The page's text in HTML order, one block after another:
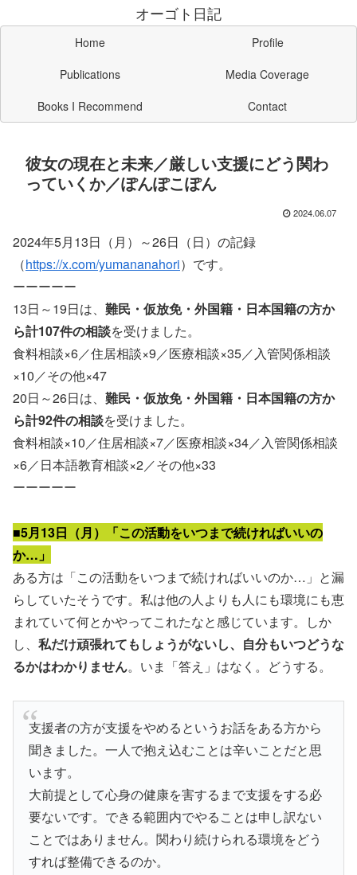
オーゴト日記
Home
Profile
Publications
Media Coverage
Books I Recommend
Contact
彼女の現在と未来／厳しい支援にどう関わ
っていくか／ぽんぽこぽん
2024.06.07
2024年5月13日（月）～26日（日）の記録
（https://x.com/yumananahori）です。
ーーーーー
13日～19日は、 難民・仮放免・外国籍・日本国籍の方か
ら計107件の相談を受けました。
食料相談×6／住居相談×9／医療相談×35／入管関係相談
×10／その他×47
20日～26日は、 難民・仮放免・外国籍・日本国籍の方か
ら計92件の相談を受けました。
食料相談×10／住居相談×7／医療相談×34／入管関係相談
×6／日本語教育相談×2／その他×33
ーーーーー
■5月13日（月）「この活動をいつまで続ければいいの
か…」
ある方は「この活動をいつまで続ければいいのか…」と漏
らしていたそうです。私は他の人よりも人にも環境にも恵
まれていて何とかやってこれたなと感じています。しか
し、 私だけ頑張れてもしょうがないし、自分もいつどうな
るかはわかりません。いま「答え」はなく。どうする。
支援者の方が支援をやめるというお話をある方から
聞きました。一人で抱え込むことは辛いことだと思
います。
大前提として心身の健康を害するまで支援をする必
要ないです。できる範囲内でやることは申し訳ない
ことではありません。関わり続けられる環境をどう
すれば整備できるのか。